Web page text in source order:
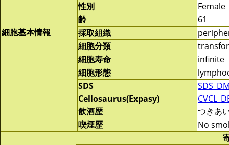
細胞基本情報
性別
Female
齢
61
採取組織
細胞分類
細胞寿命
infinite
細胞形態
SDS
Cellosaurus(Expasy)
飲酒歴
つきあ
喫煙歴
No